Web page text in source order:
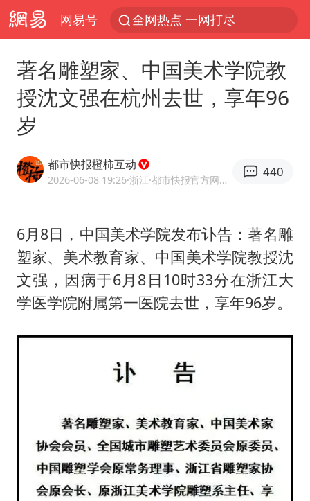
网易号 全网热点 一网打尽
著名雕塑家、中国美术学院教
授沈文强在杭州去世，享年96
岁
都市快报橙柿互动
2026-06-08 19:26·浙江 ·都市快报官方网易号
440
6月8日，中国美术学院发布讣告：著名雕
塑家、美术教育家、中国美术学院教授沈
文强，因病于6月8日10时33分在浙江大
学医学院附属第一医院去世，享年96岁。